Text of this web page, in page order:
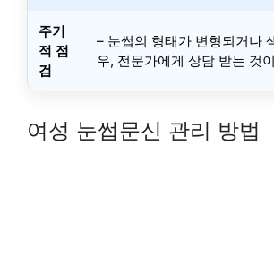
주기
적 점
검
– 눈썹의 형태가 변형되거나
우, 전문가에게 상담 받는 것
여성 눈썹문신 관리 방법